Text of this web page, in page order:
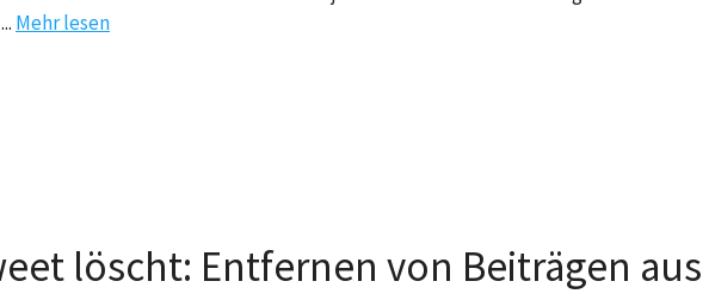
Mehr lesen
löscht: Entfernen von Beiträgen